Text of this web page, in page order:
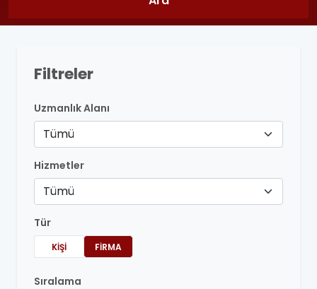
Filtreler
Uzmanlık Alanı
Tümü
Hizmetler
Tümü
Tür
KIŞI FIRMA
Sıralama